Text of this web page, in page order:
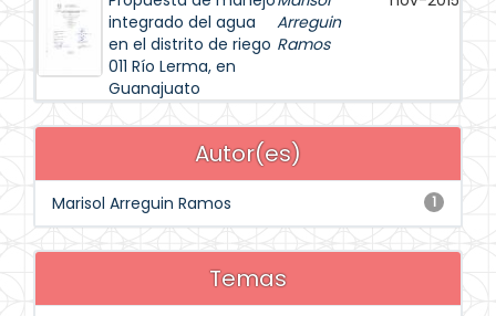
integrado del agua
en el distrito de riego
011 Río Lerma, en
Guanajuato
Arreguin
Ramos
Autor(es)
1
Marisol Arreguin Ramos
Temas